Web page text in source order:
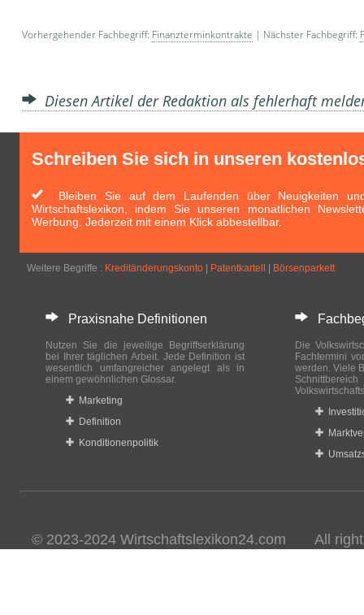
Vorhergehender Fachbegriff: Finanzterminkontrakte | Nächster Fachbegriff:
Diesen Artikel der Redaktion als fehlerhaft
Schreiben Sie sich in unseren
Bleiben Sie auf dem Laufenden über Neuigkeiten
Wirtschaftslexikon, indem Sie unseren monatlichen
Werbung. Jederzeit mit einem Klick abbestellbar.
Weitere Begriffe : Kreditänderungskonto Patentkartell Börsenparkett
Praxisnahe Definitionen
Nutzen Sie die jeweilige Begriffserklärung
bei Ihrer täglichen Arbeit. Jede Definition ist
wesentlich umfangreicher angelegt als in
einem gewöhnlichen Glossar.
Marketing
Definition
Konditionenpolitik
Die
Fachtermini
werden. Viele
© 2023-2024 Wirtschaftslexikon24.com All